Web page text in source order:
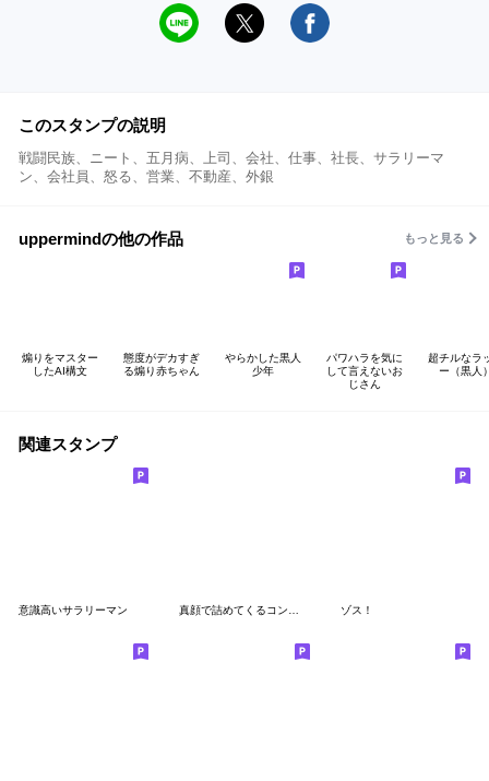
このスタンプの説明
戦闘民族、ニート、五月病、上司、会社、仕事、社長、サラリーマ
ン、会社員、怒る、営業、不動産、外銀
uppermindの他の作品 もっと見る
煽りをマスター
したAI構文
態度がデカすぎ
る煽り赤ちゃん
やらかした黒人
少年
パワハラを気に
して言えないお
じさん
超チルなラ
ー（黒人
関連スタンプ
意識高いサラリーマン 真顔で詰めてくるコンサル上司/アフリカ人 ゾス！